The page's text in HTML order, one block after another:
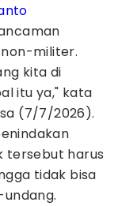
militer.
kita di
itu ya," kata
(7/7/2026).
tersebut harus
tidak bisa